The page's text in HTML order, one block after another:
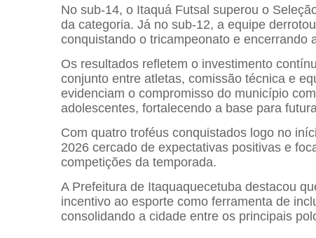
No sub-14, o Itaquá Futsal superou o
da categoria. Já no sub-12, a equipe
conquistando o tricampeonato e encerrando
Os resultados refletem o investimento
conjunto entre atletas, comissão técnica e
evidenciam o compromisso do município
adolescentes, fortalecendo a base para
Com quatro troféus conquistados logo no
2026 cercado de expectativas positivas e
competições da temporada.
A Prefeitura de Itaquaquecetuba destacou
incentivo ao esporte como ferramenta de
consolidando a cidade entre os principais